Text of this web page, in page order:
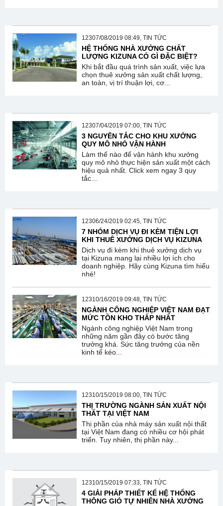
12307/08/2019 08:49, TIN TỨC
HỆ THỐNG NHÀ XƯỞNG CHẤT
LƯỢNG KIZUNA CÓ GÌ ĐẶC BIỆT?
Khi bắt đầu quá trình sản xuất, việc lựa
chọn thuê xưởng sản xuất chất lượng,
an toàn, vị trí thuận lợi, cơ...
12307/04/2019 07:00, TIN TỨC
3 NGUYÊN TẮC CHO KHU XƯỞNG
QUY MÔ NHỎ VẬN HÀNH
Làm thế nào để vận hành khu xưởng
quy mô nhỏ thực hiện sản xuất một cách
hiệu quả nhất. Click xem ngay 3 quy
tắc...
12306/24/2019 02:45, TIN TỨC
7 NHÓM DỊCH VỤ ĐI KÈM TIỆN LỢI
KHI THUÊ XƯỞNG DỊCH VỤ KIZUNA
Dịch vụ đi kèm khi thuê xưởng dịch vụ
tại Kizuna mang lại nhiều lợi ích cho
doanh nghiệp. Hãy cùng Kizuna tìm hiểu
nhé!
12310/16/2019 09:48, TIN TỨC
NGÀNH CÔNG NGHIỆP VIỆT NAM ĐẠT
MỨC TỒN KHO THẤP NHẤT
Ngành công nghiệp Việt Nam trong
những năm gần đây có bước tăng
trưởng khá. Sức tăng trưởng của nền
kinh tế kéo...
12310/15/2019 08:00, TIN TỨC
THỊ TRƯỜNG NGÀNH SẢN XUẤT NỘI
THẤT TẠI VIỆT NAM
Thị phần của nhà máy sản xuất nội thất
tại Việt Nam đang có nhiều cơ hội phát
triển. Tuy nhiên, thị phần này...
12310/15/2019 07:33, TIN TỨC
4 GIẢI PHÁP THIẾT KẾ HỆ THỐNG
THÔNG GIÓ TỰ NHIÊN NHÀ XƯỞNG